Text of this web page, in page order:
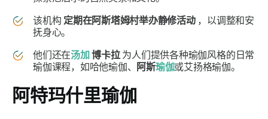
该机构 定期在阿斯塔姆村举办静修活动 ，以调整和安
抚身心。
他们还在汤加 博卡拉 为人们提供各种瑜伽风格的日常
瑜伽课程，如哈他瑜伽、
阿斯瑜伽或艾扬格瑜伽。
阿特玛什里瑜伽